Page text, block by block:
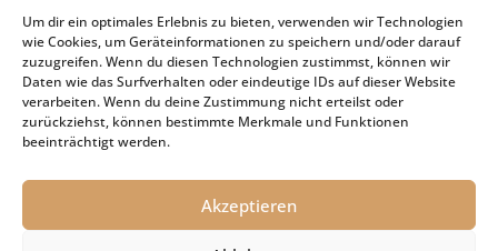
Um dir ein optimales Erlebnis zu bieten, verwenden wir Technologien
wie Cookies, um Geräteinformationen zu speichern und/oder darauf
zuzugreifen. Wenn du diesen Technologien zustimmst, können wir
Daten wie das Surfverhalten oder eindeutige IDs auf dieser Website
verarbeiten. Wenn du deine Zustimmung nicht erteilst oder
zurückziehst, können bestimmte Merkmale und Funktionen
beeinträchtigt werden.
Akzeptieren
Nachlassverbindlichkeiten
Umsatzsteuer-Umrechnungskurse Juli 2026
Keine Steuerfreiheit eines sog. Konfusionsgewinns
bei Mutterkapitalgesellschaft
Schenkungsteuer: Zinssatz von 5,5 % für die